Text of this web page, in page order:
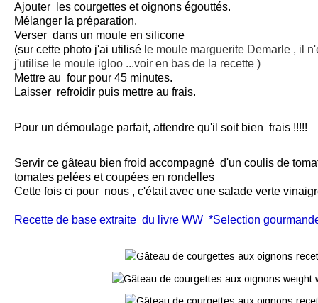
Ajouter les courgettes et oignons égouttés.
Mélanger la préparation.
Verser dans un moule en silicone
(sur cette photo j'ai utilisé le moule marguerite Demarle , il
j'utilise le moule igloo ...voir en bas de la recette )
Mettre au four pour 45 minutes.
Laisser refroidir puis mettre au frais.
Pour un démoulage parfait, attendre qu'il soit bien frais !!!!!
Servir ce gâteau bien froid accompagné d'un coulis de
tomates pelées et coupées en rondelles
Cette fois ci pour nous , c'était avec une salade verte
Recette de base extraite du livre WW *Selection